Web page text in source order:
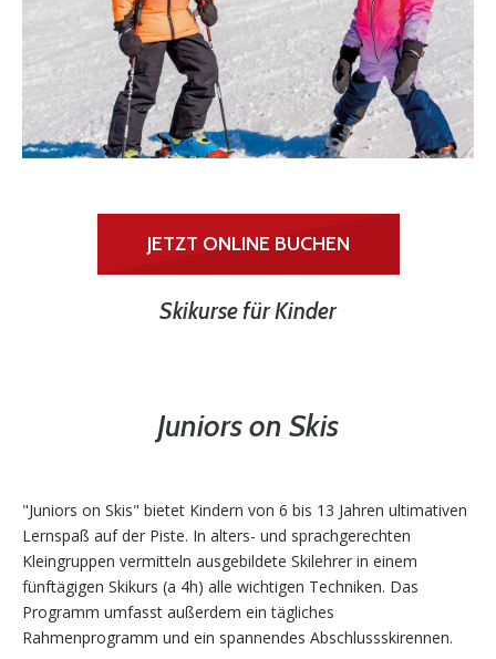
JETZT ONLINE BUCHEN
Skikurse für Kinder
Juniors on Skis
"Juniors on Skis" bietet Kindern von 6 bis 13 Jahren ultimativen
Lernspaß auf der Piste. In alters- und sprachgerechten
Kleingruppen vermitteln ausgebildete Skilehrer in einem
fünftägigen Skikurs (a 4h) alle wichtigen Techniken. Das
Programm umfasst außerdem ein tägliches
Rahmenprogramm und ein spannendes Abschlussskirennen.